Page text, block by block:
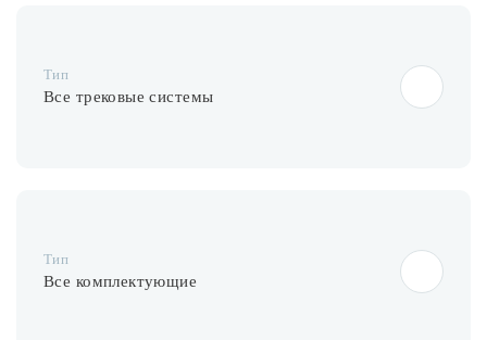
Бренды
Тип
Все трековые системы
Тип
Все комплектующие